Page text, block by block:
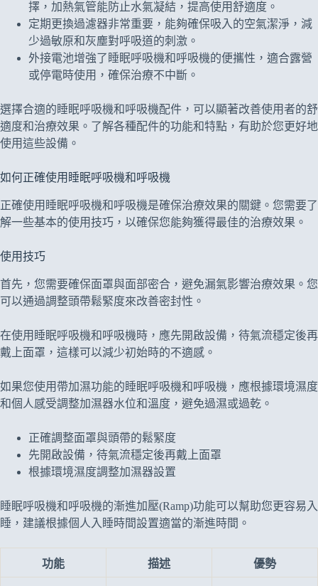
擇，加熱氣管能防止水氣凝結，提高使用舒適度。
定期更換過濾器非常重要，能夠確保吸入的空氣潔淨，減
少過敏原和灰塵對呼吸道的刺激。
外接電池增強了睡眠呼吸機和呼吸機的便攜性，適合露營
或停電時使用，確保治療不中斷。
選擇合適的睡眠呼吸機和呼吸機配件，可以顯著改善使用者的舒
適度和治療效果。了解各種配件的功能和特點，有助於您更好地
使用這些設備。
如何正確使用睡眠呼吸機和呼吸機
正確使用睡眠呼吸機和呼吸機是確保治療效果的關鍵。您需要了
解一些基本的使用技巧，以確保您能夠獲得最佳的治療效果。
使用技巧
首先，您需要確保面罩與面部密合，避免漏氣影響治療效果。您
可以通過調整頭帶鬆緊度來改善密封性。
在使用睡眠呼吸機和呼吸機時，應先開啟設備，待氣流穩定後再
戴上面罩，這樣可以減少初始時的不適感。
如果您使用帶加濕功能的睡眠呼吸機和呼吸機，應根據環境濕度
和個人感受調整加濕器水位和溫度，避免過濕或過乾。
正確調整面罩與頭帶的鬆緊度
先開啟設備，待氣流穩定後再戴上面罩
根據環境濕度調整加濕器設置
睡眠呼吸機和呼吸機的漸進加壓(Ramp)功能可以幫助您更容易入
睡，建議根據個人入睡時間設置適當的漸進時間。
功能 描述 優勢